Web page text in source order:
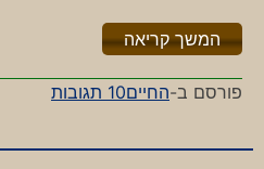
המשך קריאה"%s"
פורסם ב-החיים10 תגובות
על